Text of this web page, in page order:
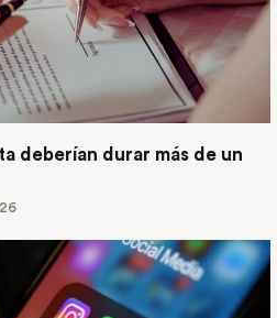
deberían durar más de un